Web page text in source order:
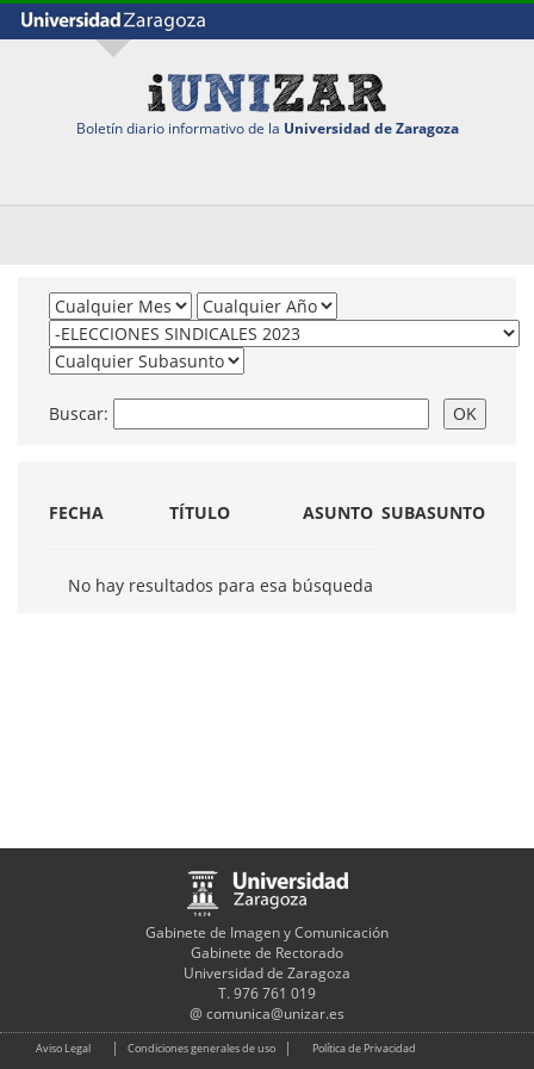
Boletín diario informativo de la Universidad de Zaragoza
Buscar:
FECHA TÍTULO ASUNTO SUBASUNTO
No hay resultados para esa búsqueda
Gabinete de Imagen y Comunicación
Gabinete de Rectorado
Universidad de Zaragoza
T. 976 761 019
@ comunica@unizar.es
Aviso Legal Condiciones generales de uso Política de Privacidad